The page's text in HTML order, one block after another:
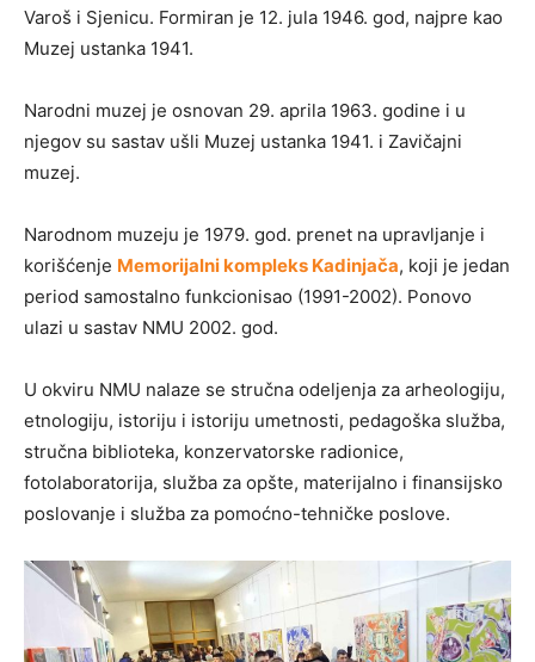
Varoš i Sjenicu. Formiran je 12. jula 1946. god, najpre kao
Muzej ustanka 1941.
Narodni muzej je osnovan 29. aprila 1963. godine i u
njegov su sastav ušli Muzej ustanka 1941. i Zavičajni
muzej.
Narodnom muzeju je 1979. god. prenet na upravljanje i
korišćenje Memorijalni kompleks Kadinjača, koji je jedan
period samostalno funkcionisao (1991-2002). Ponovo
ulazi u sastav NMU 2002. god.
U okviru NMU nalaze se stručna odeljenja za arheologiju,
etnologiju, istoriju i istoriju umetnosti, pedagoška služba,
stručna biblioteka, konzervatorske radionice,
fotolaboratorija, služba za opšte, materijalno i finansijsko
poslovanje i služba za pomoćno-tehničke poslove.